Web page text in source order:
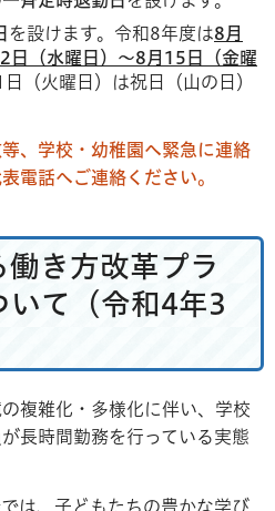
を設けます。令和8年度は8月
日（水曜日）～8月15日（金曜
（火曜日）は祝日（山の日）
、学校・幼稚園へ緊急に連絡
電話へご連絡ください。
働き方改革プラ
いて（令和4年3
複雑化・多様化に伴い、学校
長時間勤務を行っている実態
は、子どもたちの豊かな学び